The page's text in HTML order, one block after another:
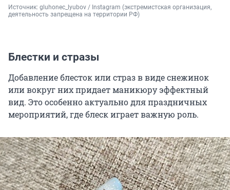
Источник: gluhonec_lyubov / Instagram (экстремистская организация,
деятельность запрещена на территории РФ)
Блестки и стразы
Добавление блесток или страз в виде снежинок
или вокруг них придает маникюру эффектный
вид. Это особенно актуально для праздничных
мероприятий, где блеск играет важную роль.